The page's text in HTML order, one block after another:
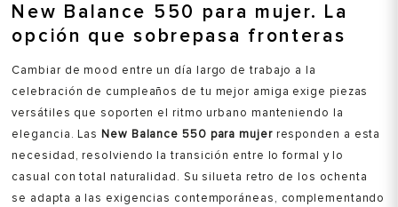
New Balance 550 para mujer. La
opción que sobrepasa fronteras
Cambiar de mood entre un día largo de trabajo a la
celebración de cumpleaños de tu mejor amiga exige piezas
versátiles que soporten el ritmo urbano manteniendo la
elegancia. Las New Balance 550 para mujerresponden a esta
necesidad, resolviendo la transición entre lo formal y lo
casual con total naturalidad. Su silueta retro de los ochenta
se adapta a las exigencias contemporáneas, complementando